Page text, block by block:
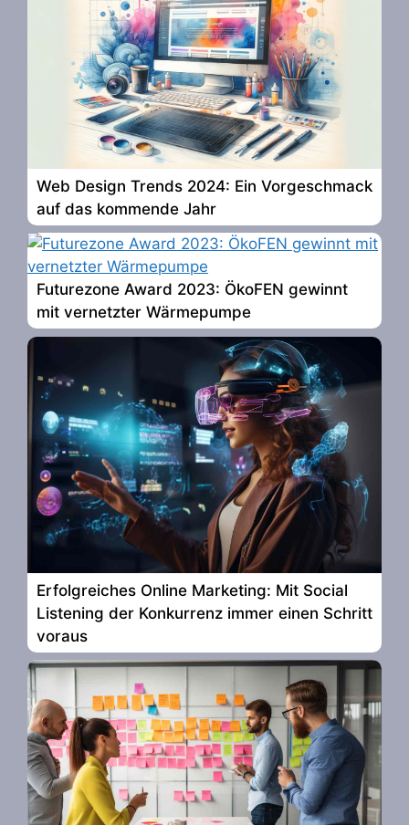
Web Design Trends 2024: Ein Vorgeschmack
auf das kommende Jahr
Futurezone Award 2023: ÖkoFEN gewinnt
mit vernetzter Wärmepumpe
Erfolgreiches Online Marketing: Mit Social
Listening der Konkurrenz immer einen Schritt
voraus